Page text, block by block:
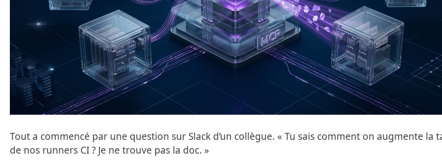
Tout a commencé par une question sur Slack d’un collègue. « Tu sais comment on augmente la
de nos runners CI ? Je ne trouve pas la doc. »